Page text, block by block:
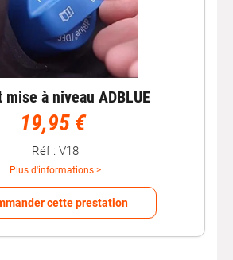
à niveau ADBLUE
19,95 €
Réf : V18
Plus d'informations >
cette prestation